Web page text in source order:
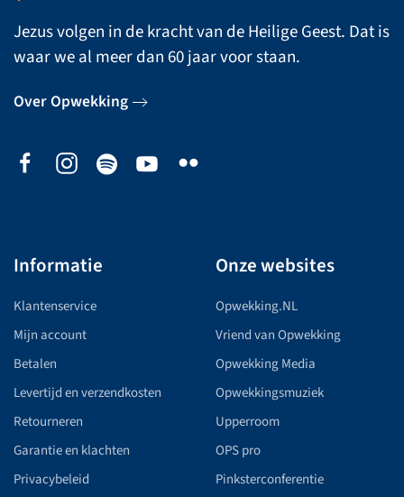
Jezus volgen in de kracht van de Heilige Geest. Dat is
waar we al meer dan 60 jaar voor staan.
Over Opwekking
Informatie
Klantenservice
Mijn account
Betalen
Levertijd en verzendkosten
Retourneren
Garantie en klachten
Privacybeleid
Onze websites
Opwekking.NL
Vriend van Opwekking
Opwekking Media
Opwekkingsmuziek
Upperroom
OPS pro
Pinksterconferentie